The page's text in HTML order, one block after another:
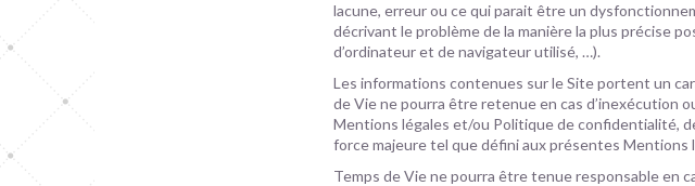
lacune, erreur ou ce qui parait être un
décrivant le problème de la manière la plus précise
d’ordinateur et de navigateur utilisé, …).
Les informations contenues sur le Site portent un
de Vie ne pourra être retenue en cas d’inexécution
Mentions légales et/ou Politique de confidentialité,
force majeure tel que défini aux présentes Mentions
Temps de Vie ne pourra être tenue responsable en